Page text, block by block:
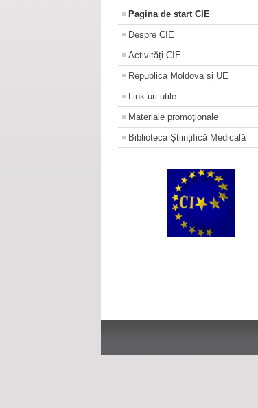
Pagina de start CIE
Despre CIE
Activități CIE
Republica Moldova și UE
Link-uri utile
Materiale promoţionale
Biblioteca Științifică Medicală